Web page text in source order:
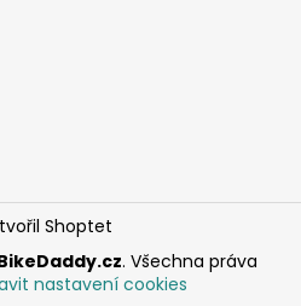
Shoptet
. Všechna práva
nastavení cookies